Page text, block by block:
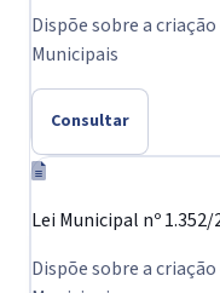
Dispõe sobre a
Municipais
Consultar
Lei Municipal nº 1.352/
Dispõe sobre a